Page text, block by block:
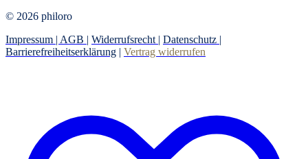
© 2026 philoro
Impressum | AGB | Widerrufsrecht | Datenschutz |
Barrierefreiheitserklärung | Vertrag widerrufen